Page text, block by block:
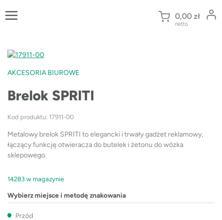
do
0,00 zł
netto
AKCESORIA BIUROWE
Brelok SPRITI
Kod produktu: 17911-00
Metalowy brelok SPRITI to elegancki i trwały gadżet reklamowy,
łączący funkcję otwieracza do butelek i żetonu do wózka
sklepowego.
14283 w magazynie
Wybierz miejsce i metodę znakowania
Przód